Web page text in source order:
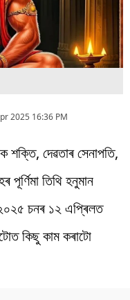
2025 16:36 PM
শক্তি, দেৱতাৰ সেনাপতি,
পূৰ্ণিমা তিথি হনুমান
চনৰ ১২ এপ্ৰিলত
কিছু কাম কৰাটো